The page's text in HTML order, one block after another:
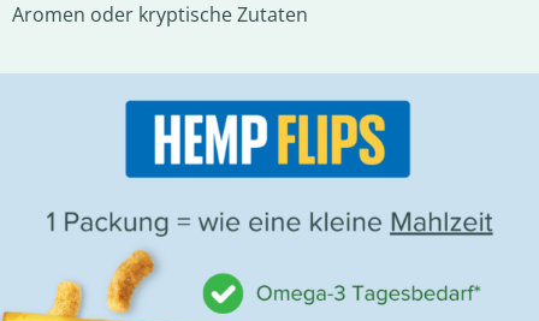
Aromen oder kryptische Zutaten